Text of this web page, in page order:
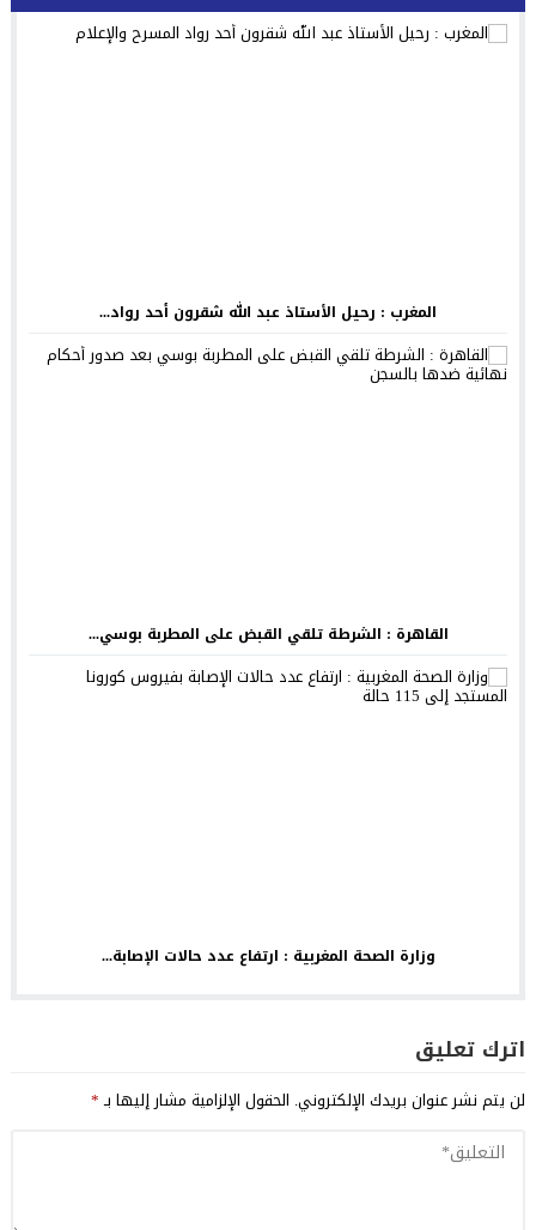
المغرب : رحيل الأستاذ عبد الله شقرون أحد رواد...
القاهرة : الشرطة تلقي القبض على المطربة بوسي...
وزارة الصحة المغربية : ارتفاع عدد حالات الإصابة...
اترك تعليق
لن يتم نشر عنوان بريدك الإلكتروني. الحقول الإلزامية مشار إليها بـ*